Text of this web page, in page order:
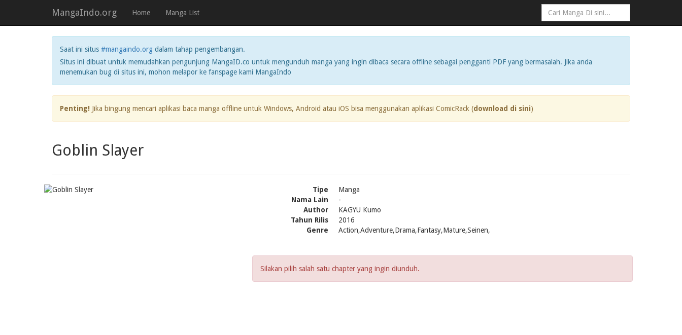
MangaIndo.org Home Manga List
Saat ini situs #mangaindo.org dalam tahap pengembangan.
Situs ini dibuat untuk memudahkan pengunjung MangaID.co untuk mengunduh manga yang ingin dibaca secara offline sebagai pengganti PDF yang bermasalah. Jika anda
menemukan bug di situs ini, mohon melapor ke fanspage kami MangaIndo
Penting! Jika bingung mencari aplikasi baca manga offline untuk Windows, Android atau iOS bisa menggunakan aplikasi ComicRack (download di sini)
Goblin Slayer
Tipe
Manga
Nama Lain
-
Author
KAGYU Kumo
Tahun Rilis
2016
Genre
Action,Adventure,Drama,Fantasy,Mature,Seinen,
Silakan pilih salah satu chapter yang ingin diunduh.